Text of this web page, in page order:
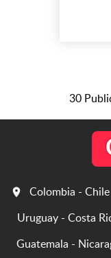
los
30
Colombia -
Uruguay - Costa
Guatemala -